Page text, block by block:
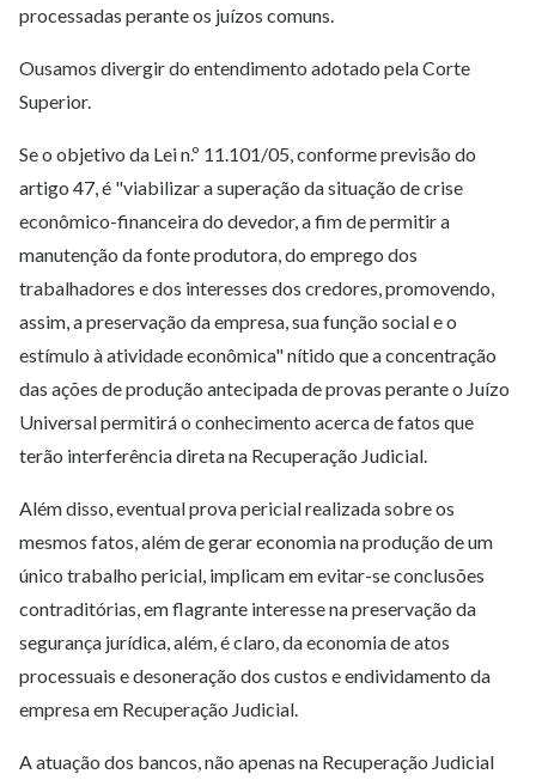
processadas perante os juízos comuns.
Ousamos divergir do entendimento adotado pela Corte
Superior.
Se o objetivo da Lei n.º 11.101/05, conforme previsão do
artigo 47, é "viabilizar a superação da situação de crise
econômico-financeira do devedor, a fim de permitir a
manutenção da fonte produtora, do emprego dos
trabalhadores e dos interesses dos credores, promovendo,
assim, a preservação da empresa, sua função social e o
estímulo à atividade econômica" nítido que a concentração
das ações de produção antecipada de provas perante o Juízo
Universal permitirá o conhecimento acerca de fatos que
terão interferência direta na Recuperação Judicial.
Além disso, eventual prova pericial realizada sobre os
mesmos fatos, além de gerar economia na produção de um
único trabalho pericial, implicam em evitar-se conclusões
contraditórias, em flagrante interesse na preservação da
segurança jurídica, além, é claro, da economia de atos
processuais e desoneração dos custos e endividamento da
empresa em Recuperação Judicial.
A atuação dos bancos, não apenas na Recuperação Judicial